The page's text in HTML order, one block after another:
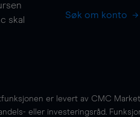
skal
Søk om konto
er levert av CMC
eller investeringsråd.